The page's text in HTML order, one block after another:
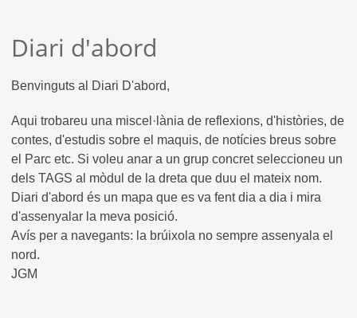
Diari d'abord
Benvinguts al Diari D'abord,
Aqui trobareu una miscel·lània de reflexions, d'històries, de
contes, d'estudis sobre el maquis, de notícies breus sobre
el Parc etc. Si voleu anar a un grup concret seleccioneu un
dels TAGS al mòdul de la dreta que duu el mateix nom.
Diari d'abord és un mapa que es va fent dia a dia i mira
d'assenyalar la meva posició.
Avís per a navegants: la brúixola no sempre assenyala el
nord.
JGM